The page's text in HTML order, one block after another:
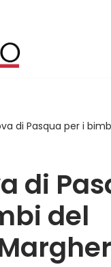
di Pasqua per i
di
del